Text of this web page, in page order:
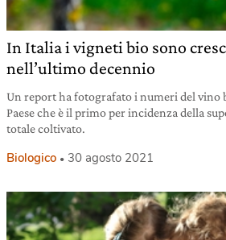
In Italia i vigneti bio sono
nell’ultimo decennio
Un report ha fotografato i numeri del vino
Paese che è il primo per incidenza della
totale coltivato.
Biologico 30 agosto 2021